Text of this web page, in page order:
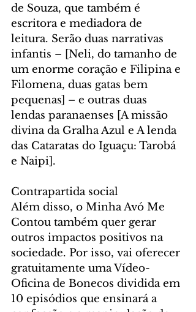
de Souza, que também é
escritora e mediadora de
leitura. Serão duas narrativas
infantis – [Neli, do tamanho de
um enorme coração e Filipina e
Filomena, duas gatas bem
pequenas] – e outras duas
lendas paranaenses [A missão
divina da Gralha Azul e A lenda
das Cataratas do Iguaçu: Tarobá
e Naipi].
Contrapartida social
Além disso, o Minha Avó Me
Contou também quer gerar
outros impactos positivos na
sociedade. Por isso, vai oferecer
gratuitamente uma Vídeo-
Oficina de Bonecos dividida em
10 episódios que ensinará a